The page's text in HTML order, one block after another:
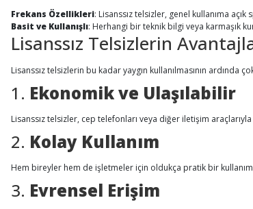
Frekans Özellikleri: Lisanssız telsizler, genel kullanıma
Basit ve Kullanışlı: Herhangi bir teknik bilgi veya karmaşık
Lisanssız Telsizlerin
Lisanssız telsizlerin bu kadar yaygın kullanılmasının ardında
1. Ekonomik ve Ulaşılabilir
Lisanssız telsizler, cep telefonları veya diğer iletişim
2. Kolay Kullanım
Hem bireyler hem de işletmeler için oldukça pratik bir
3. Evrensel Erişim